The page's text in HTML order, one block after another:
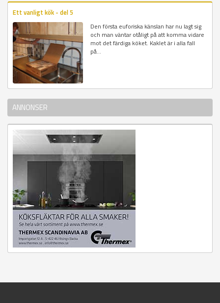
Ett vanligt kök - del 5
Den första euforiska känslan har nu lagt sig
och man väntar otåligt på att komma vidare
mot det färdiga köket. Kaklet är i alla fall
på...
ANNONSER